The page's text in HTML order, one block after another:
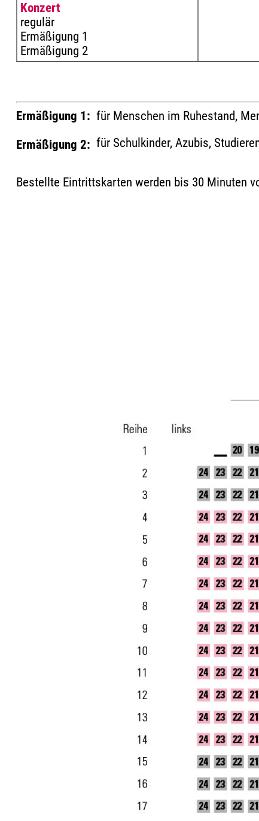
Konzert
regulär
Ermäßigung 1
Ermäßigung 2
Ermäßigung 1: für Menschen im Ruhestand,
Ermäßigung 2: für Schulkinder, Azubis,
Bestellte Eintrittskarten werden bis 30 Minuten